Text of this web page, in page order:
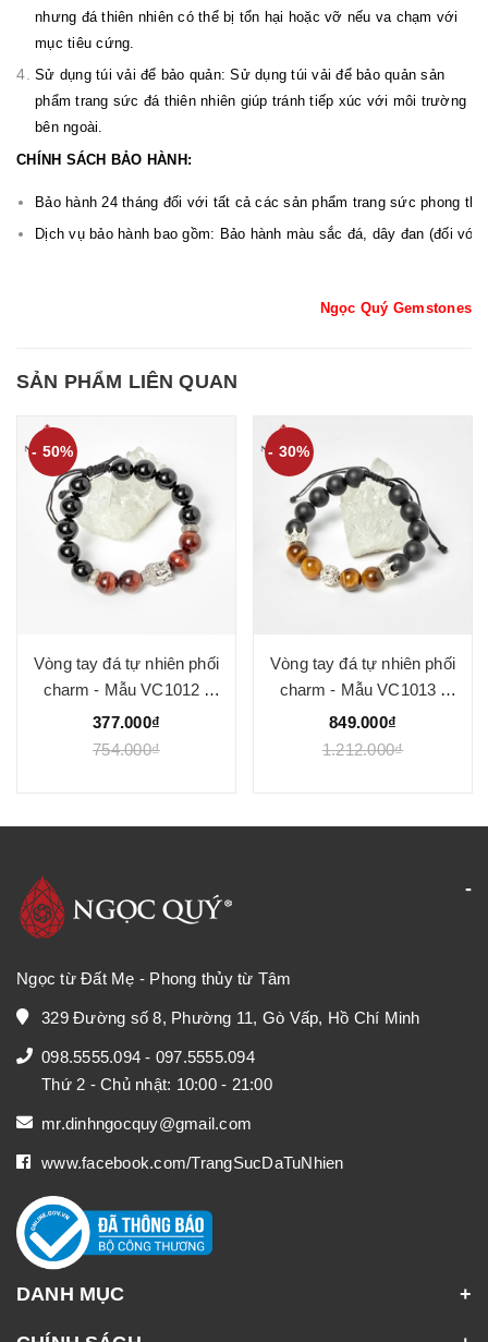
nhưng đá thiên nhiên có thể bị tổn hại hoặc vỡ nếu va chạm với
mục tiêu cứng.
Sử dụng túi vải để bảo quản: Sử dụng túi vải để bảo quản sản
phẩm trang sức đá thiên nhiên giúp tránh tiếp xúc với môi trường
bên ngoài.
CHÍNH SÁCH BẢO HÀNH:
Bảo hành 24 tháng đối với tất cả các sản phẩm trang sức phong
Dịch vụ bảo hành bao gồm: Bảo hành màu sắc đá, dây đan (đối
Ngọc Quý Gemstones
SẢN PHẨM LIÊN QUAN
- 50%
Vòng tay đá tự nhiên phối
charm - Mẫu VC1012 -
Ngọc Quý
377.000₫
754.000₫
- 30%
Vòng tay đá tự nhiên phối
charm - Mẫu VC1013 -
Ngọc Quý
849.000₫
1.212.000₫
Ngọc từ Đất Mẹ - Phong thủy từ Tâm
329 Đường số 8, Phường 11, Gò Vấp, Hồ Chí Minh
098.5555.094 - 097.5555.094
Thứ 2 - Chủ nhật: 10:00 - 21:00
mr.dinhngocquy@gmail.com
www.facebook.com/TrangSucDaTuNhien
DANH MỤC